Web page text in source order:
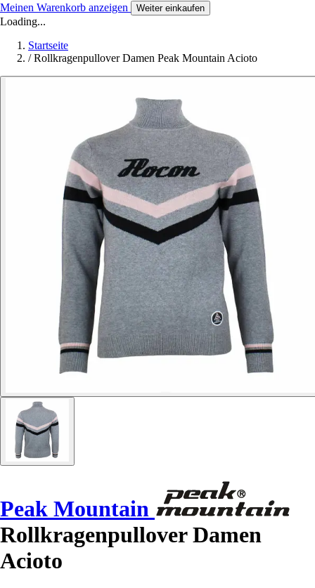
Meinen Warenkorb anzeigen Weiter einkaufen
Loading...
Startseite
/ Rollkragenpullover Damen Peak Mountain Acioto
Peak Mountain
Rollkragenpullover Damen
Acioto